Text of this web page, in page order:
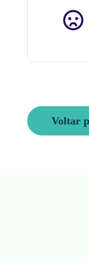
Voltar